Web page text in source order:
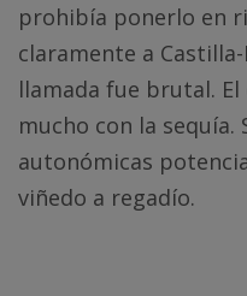
prohibía ponerlo en
claramente a
llamada fue brutal.
mucho con la sequía.
autonómicas
viñedo a regadío.